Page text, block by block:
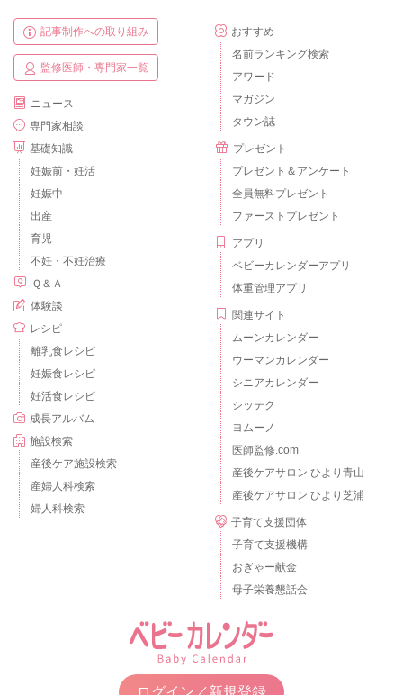
記事制作への取り組み
監修医師・専門家一覧
ニュース
専門家相談
基礎知識
妊娠前・妊活
妊娠中
出産
育児
不妊・不妊治療
Ｑ＆Ａ
体験談
レシピ
離乳食レシピ
妊娠食レシピ
妊活食レシピ
成長アルバム
施設検索
産後ケア施設検索
産婦人科検索
婦人科検索
おすすめ
名前ランキング検索
アワード
マガジン
タウン誌
プレゼント
プレゼント＆アンケート
全員無料プレゼント
ファーストプレゼント
アプリ
ベビーカレンダーアプリ
体重管理アプリ
関連サイト
ムーンカレンダー
ウーマンカレンダー
シニアカレンダー
シッテク
ヨムーノ
医師監修.com
産後ケアサロン ひより青山
産後ケアサロン ひより芝浦
子育て支援団体
子育て支援機構
おぎゃー献金
母子栄養懇話会